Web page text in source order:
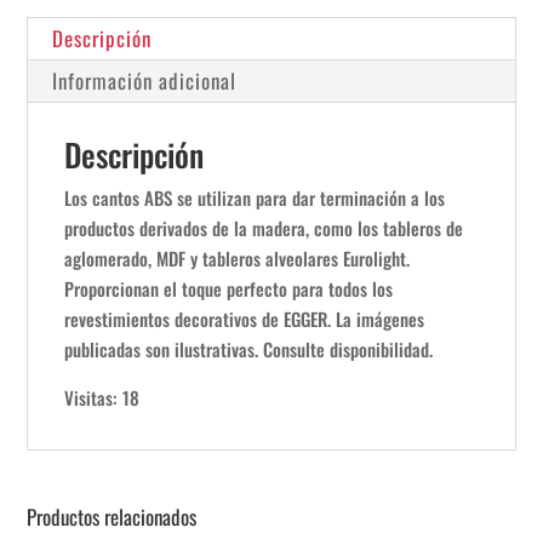
Descripción
Información adicional
Descripción
Los cantos ABS se utilizan para dar terminación a los
productos derivados de la madera, como los tableros de
aglomerado, MDF y tableros alveolares Eurolight.
Proporcionan el toque perfecto para todos los
revestimientos decorativos de EGGER. La imágenes
publicadas son ilustrativas. Consulte disponibilidad.
Visitas: 18
Productos relacionados